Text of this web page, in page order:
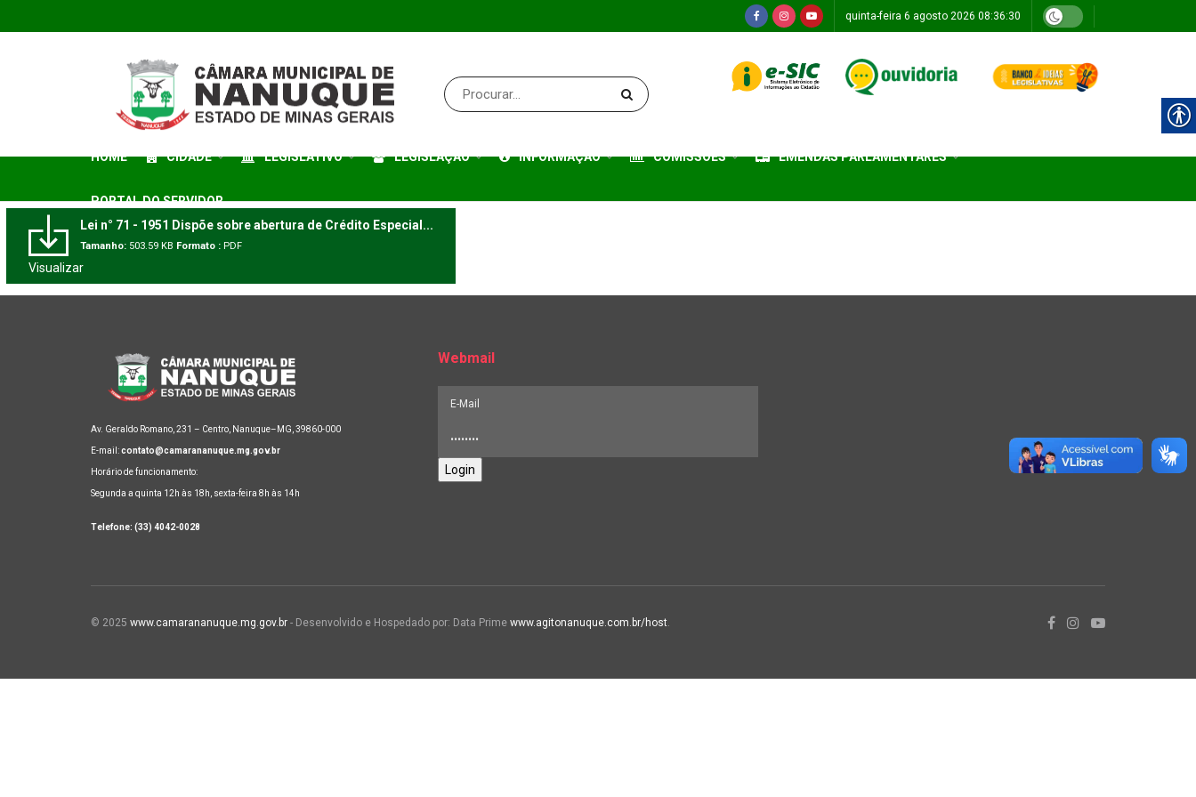
quinta-feira 6 agosto 2026 08:36:30
HOME CIDADE LEGISLATIVO LEGISLAÇÃO INFORMAÇÃO COMISSÕES EMENDAS PARLAMENTARES
PORTAL DO SERVIDOR
Lei n° 71 - 1951 Dispõe sobre abertura de Crédito Especial...
Tamanho: 503.59 KB Formato : PDF
Visualizar
Av. Geraldo Romano, 231 – Centro, Nanuque–MG, 39860-000
E-mail:contato@camarananuque.mg.gov.br
Horário de funcionamento:
Segunda a quinta 12h às 18h, sexta-feira 8h às 14h
Telefone: (33) 4042-0028
Webmail
Login
© 2025 www.camarananuque.mg.gov.br - Desenvolvido e Hospedado por: Data Prime www.agitonanuque.com.br/host.